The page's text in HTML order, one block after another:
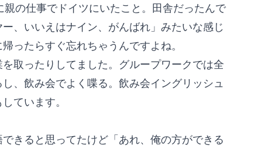
の仕事でドイツにいたこと。田舎だったんで
、いいえはナイン、がんばれ」みたいな感じ
ったらすぐ忘れちゃうんですよね。
取ったりしてました。グループワークでは全
、飲み会でよく喋る。飲み会イングリッシュ
ています。
きると思ってたけど「あれ、俺の方ができる